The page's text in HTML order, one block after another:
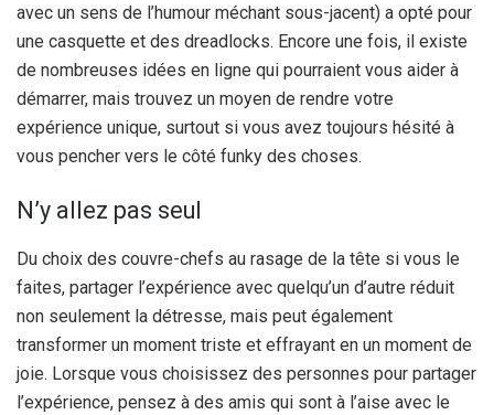
avec un sens de l’humour méchant sous-jacent) a opté pour
une casquette et des dreadlocks. Encore une fois, il existe
de nombreuses idées en ligne qui pourraient vous aider à
démarrer, mais trouvez un moyen de rendre votre
expérience unique, surtout si vous avez toujours hésité à
vous pencher vers le côté funky des choses.
N’y allez pas seul
Du choix des couvre-chefs au rasage de la tête si vous le
faites, partager l’expérience avec quelqu’un d’autre réduit
non seulement la détresse, mais peut également
transformer un moment triste et effrayant en un moment de
joie. Lorsque vous choisissez des personnes pour partager
l’expérience, pensez à des amis qui sont à l’aise avec le